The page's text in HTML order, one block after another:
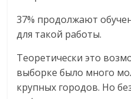
37% продолжают
для такой работы.
Теоретически это
выборке было много
крупных городов. Но